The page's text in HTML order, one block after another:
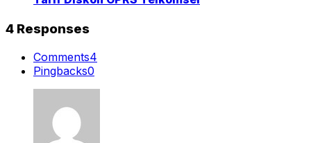
4 Responses
Comments4
Pingbacks0